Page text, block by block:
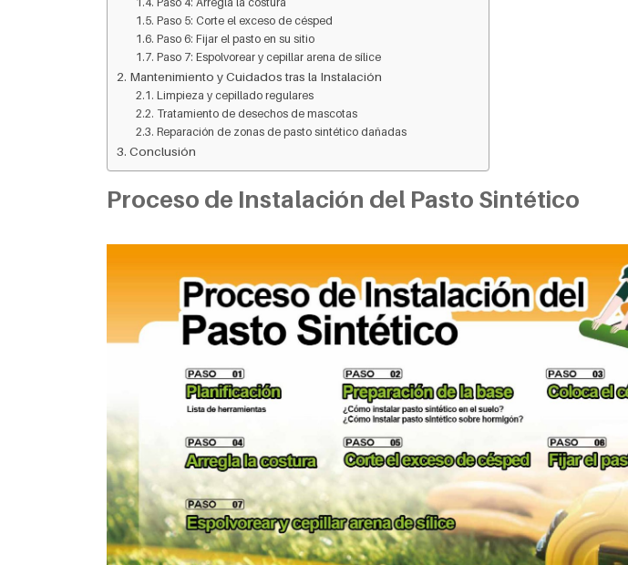
Paso 5: Corte el exceso de césped
Paso 6: Fijar el pasto en su sitio
Paso 7: Espolvorear y cepillar arena de sílice
Mantenimiento y Cuidados tras la Instalación
Limpieza y cepillado regulares
Tratamiento de desechos de mascotas
Reparación de zonas de pasto sintético dañadas
Conclusión
Proceso de Instalación del Pasto Sintético